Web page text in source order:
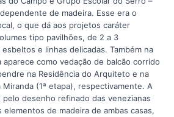
de madeira. Esse era o
o que dá aos projetos caráter
tipo pavilhões, de 2 a 3
e linhas delicadas. Também na
aparece como vedação de balcão corrido
na Residência do Arquiteto e na
Miranda (1ª etapa), respectivamente. A
pelo desenho refinado das venezianas
elementos de madeira de ambas casas,